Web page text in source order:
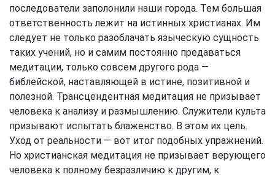
последователи заполонили наши города. Тем большая
ответственность лежит на истинных христианах. Им
следует не только разоблачать языческую сущность
таких учений, но и самим постоянно предаваться
медитации, только совсем другого рода —
библейской, наставляющей в истине, позитивной и
полезной. Трансцендентная медитация не призывает
человека к анализу и размышлению. Служители культа
призывают испытать блаженство. В этом их цель.
Уход от реальности — вот итог подобных упражнений.
Но христианская медитация не призывает верующего
человека к полному безразличию к другим, к